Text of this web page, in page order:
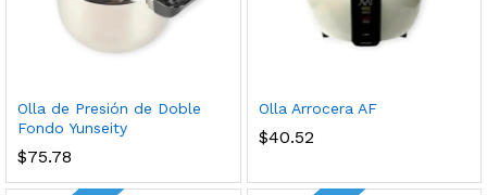
Olla de Presión de Doble
Fondo Yunseity
$75.78
Olla Arrocera AF
$40.52